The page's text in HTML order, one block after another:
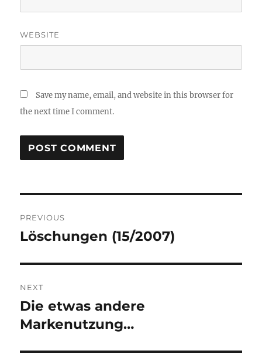
WEBSITE
Save my name, email, and website in this browser for
the next time I comment.
navigation
PREVIOUS
Previous
Löschungen (15/2007)
NEXT
Next
post:
Die etwas andere
Markenutzung…